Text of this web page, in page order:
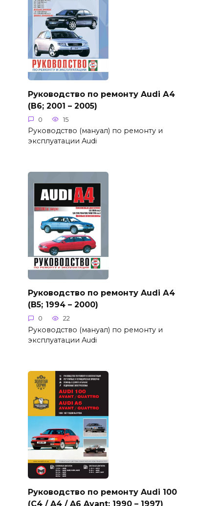
Руководство по ремонту Audi А4
(B6; 2001 – 2005)
0 15
Руководство (мануал) по ремонту и
эксплуатации Audi
Руководство по ремонту Audi А4
(B5; 1994 – 2000)
0 22
Руководство (мануал) по ремонту и
эксплуатации Audi
Руководство по ремонту Audi 100
(C4 / A4 / A6 Avant; 1990 – 1997)